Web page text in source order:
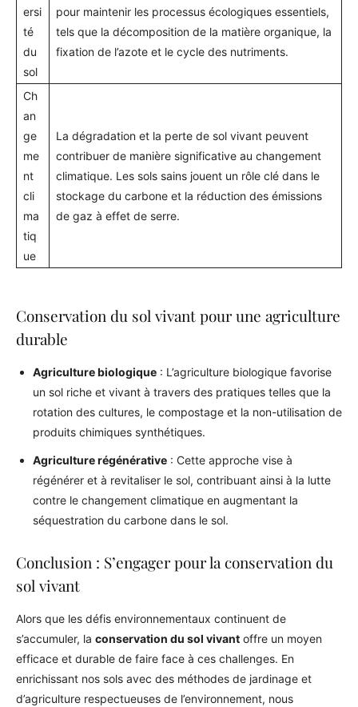
ersi
té
du
sol
pour maintenir les processus écologiques essentiels,
tels que la décomposition de la matière organique, la
fixation de l’azote et le cycle des nutriments.
Ch
an
ge
me
nt
cli
ma
tiq
ue
La dégradation et la perte de sol vivant peuvent
contribuer de manière significative au changement
climatique. Les sols sains jouent un rôle clé dans le
stockage du carbone et la réduction des émissions
de gaz à effet de serre.
Conservation du sol vivant pour une agriculture
durable
Agriculture biologique : L’agriculture biologique favorise
un sol riche et vivant à travers des pratiques telles que la
rotation des cultures, le compostage et la non-utilisation de
produits chimiques synthétiques.
Agriculture régénérative : Cette approche vise à
régénérer et à revitaliser le sol, contribuant ainsi à la lutte
contre le changement climatique en augmentant la
séquestration du carbone dans le sol.
Conclusion : S’engager pour la conservation du
sol vivant
Alors que les défis environnementaux continuent de
s’accumuler, la conservation du sol vivant offre un moyen
efficace et durable de faire face à ces challenges. En
enrichissant nos sols avec des méthodes de jardinage et
d’agriculture respectueuses de l’environnement, nous